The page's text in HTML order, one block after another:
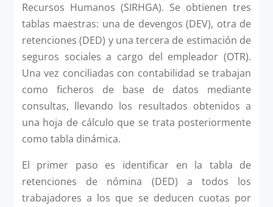
Recursos Humanos (SIRHGA). Se obtienen tres
tablas maestras: una de devengos (DEV), otra de
retenciones (DED) y una tercera de estimación de
seguros sociales a cargo del empleador (OTR).
Una vez conciliadas con contabilidad se trabajan
como ficheros de base de datos mediante
consultas, llevando los resultados obtenidos a
una hoja de cálculo que se trata posteriormente
como tabla dinámica.
El primer paso es identificar en la tabla de
retenciones de nómina (DED) a todos los
trabajadores a los que se deducen cuotas por